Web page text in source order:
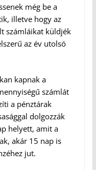
még be a
illetve hogy az
számláikat küldjék
az év utolsó
kapnak a
számlát
a pénztárak
dolgozzák
helyett, amit a
akár 15 nap is
jut.